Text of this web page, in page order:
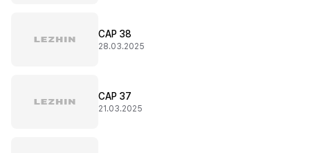
CAP 38
28.03.2025
CAP 37
21.03.2025